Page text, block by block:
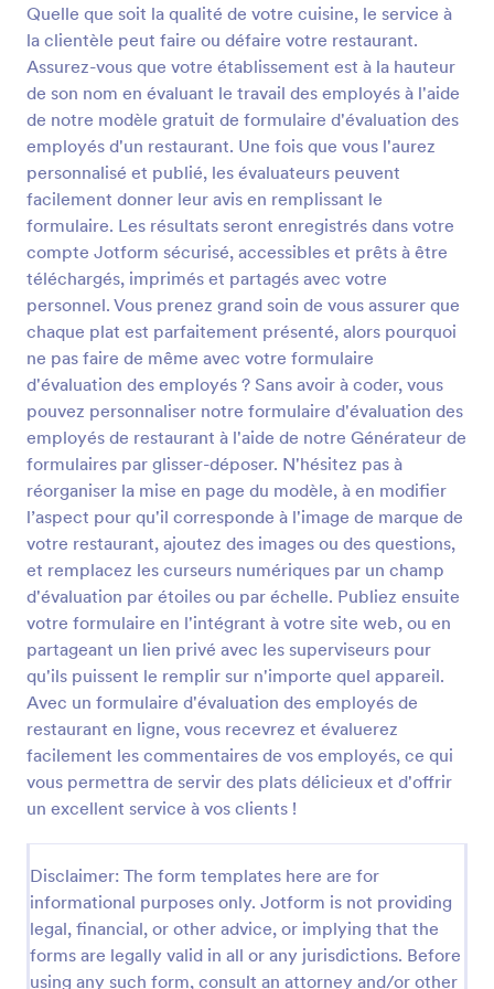
Quelle que soit la qualité de votre cuisine, le service à
la clientèle peut faire ou défaire votre restaurant.
Assurez-vous que votre établissement est à la hauteur
de son nom en évaluant le travail des employés à l'aide
de notre modèle gratuit de formulaire d'évaluation des
employés d'un restaurant. Une fois que vous l'aurez
personnalisé et publié, les évaluateurs peuvent
facilement donner leur avis en remplissant le
formulaire. Les résultats seront enregistrés dans votre
compte Jotform sécurisé, accessibles et prêts à être
téléchargés, imprimés et partagés avec votre
personnel. Vous prenez grand soin de vous assurer que
chaque plat est parfaitement présenté, alors pourquoi
ne pas faire de même avec votre formulaire
d'évaluation des employés ? Sans avoir à coder, vous
pouvez personnaliser notre formulaire d'évaluation des
employés de restaurant à l'aide de notre Générateur de
formulaires par glisser-déposer. N'hésitez pas à
réorganiser la mise en page du modèle, à en modifier
l’aspect pour qu'il corresponde à l'image de marque de
votre restaurant, ajoutez des images ou des questions,
et remplacez les curseurs numériques par un champ
d'évaluation par étoiles ou par échelle. Publiez ensuite
votre formulaire en l'intégrant à votre site web, ou en
partageant un lien privé avec les superviseurs pour
qu'ils puissent le remplir sur n'importe quel appareil.
Avec un formulaire d'évaluation des employés de
restaurant en ligne, vous recevrez et évaluerez
facilement les commentaires de vos employés, ce qui
vous permettra de servir des plats délicieux et d'offrir
un excellent service à vos clients !
Disclaimer: The form templates here are for
informational purposes only. Jotform is not providing
legal, financial, or other advice, or implying that the
forms are legally valid in all or any jurisdictions. Before
using any such form, consult an attorney and/or other
leur avis en remplissant le formulaire. Les résultats
seront enregistrés dans votre compte Jotform
sécurisé, accessibles et prêts à être téléchargés,
imprimés et partagés avec votre personnel. Vous
prenez grand soin de vous assurer que chaque plat
est parfaitement présenté, alors pourquoi ne pas
faire de même avec votre formulaire d'évaluation
des employés ? Sans avoir à coder, vous pouvez
personnaliser notre formulaire d'évaluation des
employés de restaurant à l'aide de notre Générateur
de formulaires par glisser-déposer. N'hésitez pas à
réorganiser la mise en page du modèle, à en
modifier l’aspect pour qu'il corresponde à l'image de
marque de votre restaurant, ajoutez des images ou
des questions, et remplacez les curseurs
numériques par un champ d'évaluation par étoiles
ou par échelle. Publiez ensuite votre formulaire en
l'intégrant à votre site web, ou en partageant un lien
privé avec les superviseurs pour qu'ils puissent le
remplir sur n'importe quel appareil. Avec un
formulaire d'évaluation des employés de restaurant
en ligne, vous recevrez et évaluerez facilement les
commentaires de vos employés, ce qui vous
permettra de servir des plats délicieux et d'offrir un
excellent service à vos clients !
Prévisualiser
Formulaire D'évaluation Des Repas
Un formulaire d'évaluation des repas est un
questionnaire utilisé par les restaurants pour évaluer
la satisfaction des clients et recueillir des
commentaires sur la qualité des repas. Si vous êtes
propriétaire ou gérant d'un restaurant, utilisez un
modèle gratuit de formulaire d'évaluation des repas
pour fidéliser votre clientèle à l'aide d'un simple
questionnaire en ligne. Il vous suffit de personnaliser
les champs pour qu'ils correspondent au menu de
votre restaurant, de télécharger votre logo et
d'intégrer le formulaire sur votre site web pour
commencer à recueillir des réponses en quelques
d'informations ? Utilisez nos outils pour ajouter et
organiser des champs dans le formulaire,
personnaliser l'aspect et la convivialité, et ajouter
des champs supplémentaires pour recueillir des
informations sur les préférences des clients, la
Go to Category:
Formulaires d'évaluation de restauration
Utiliser le modèle
Prévisualiser